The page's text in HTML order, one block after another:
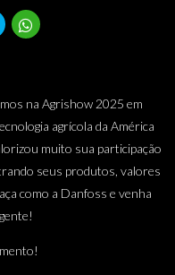
na Agrishow 2025 em
agrícola da América
muito sua participação
seus produtos, valores
como a Danfoss e venha